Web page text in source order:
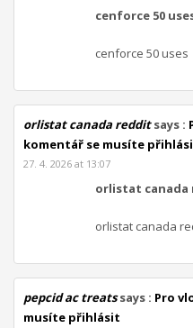
cenforce 50
cenforce 50 uses
orlistat canada redditsays :
komentář se musíte
27. 4. 2026 at 13:07
orlistat canada
orlistat canada
pepcid ac treatssays : Pro
musíte přihlásit